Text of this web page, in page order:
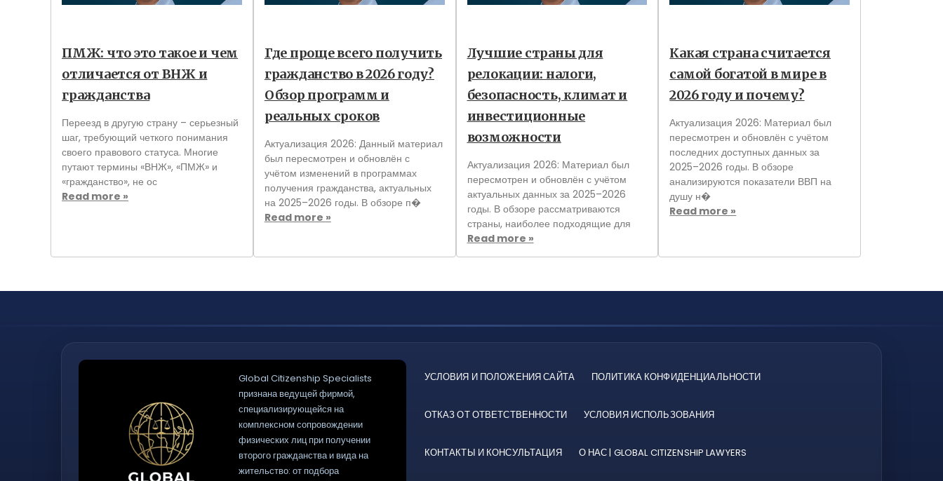
ПМЖ: что это такое и чем
отличается от ВНЖ и
гражданства
Переезд в другую страну – серьезный
шаг, требующий четкого понимания
своего правового статуса. Многие
путают термины «ВНЖ», «ПМЖ» и
«гражданство», не ос
Read more »
Где проще всего получить
гражданство в 2026 году?
Обзор программ и
реальных сроков
Актуализация 2026: Данный материал
был пересмотрен и обновлён с
учётом изменений в программах
получения гражданства, актуальных
на 2025–2026 годы. В обзоре п�
Read more »
Лучшие страны для
релокации: налоги,
безопасность, климат и
инвестиционные
возможности
Актуализация 2026: Материал был
пересмотрен и обновлён с учётом
актуальных данных за 2025–2026
годы. В обзоре рассматриваются
страны, наиболее подходящие для
Read more »
Какая страна считается
самой богатой в мире в
2026 году и почему?
Актуализация 2026: Материал был
пересмотрен и обновлён с учётом
последних доступных данных за
2025–2026 годы. В обзоре
анализируются показатели ВВП на
душу н�
Read more »
Global Citizenship Specialists
признана ведущей фирмой,
специализирующейся на
комплексном сопровождении
физических лиц при получении
второго гражданства и вида на
жительство: от подбора
УСЛОВИЯ И ПОЛОЖЕНИЯ САЙТА ПОЛИТИКА КОНФИДЕНЦИАЛЬНОСТИ
ОТКАЗ ОТ ОТВЕТСТВЕННОСТИ УСЛОВИЯ ИСПОЛЬЗОВАНИЯ
КОНТАКТЫ И КОНСУЛЬТАЦИЯ О НАС | GLOBAL CITIZENSHIP LAWYERS